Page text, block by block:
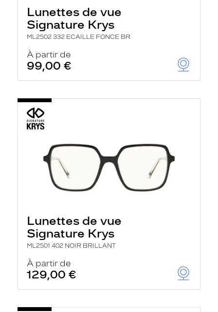
Lunettes de vue
Signature Krys
ML2502 332 ECAILLE FONCE BR
À partir de
99,00 €
Lunettes de vue
Signature Krys
ML2501 402 NOIR BRILLANT
À partir de
129,00 €